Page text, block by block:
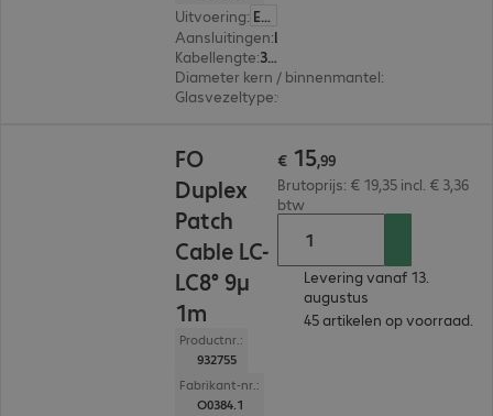
Uitvoering: Europa
Aansluitingen:
Kabellengte: 3 m
Diameter kern / binnenmantel:
Glasvezeltype:
FO
Duplex
Patch
Cable LC-
LC8° 9µ
1m
Productnr.:
932755
Fabrikant-nr.:
O0384.1
€ 15,99
Brutoprijs: € 19,35 incl. € 3,36
btw
Levering vanaf 13.
augustus
45 artikelen op voorraad.